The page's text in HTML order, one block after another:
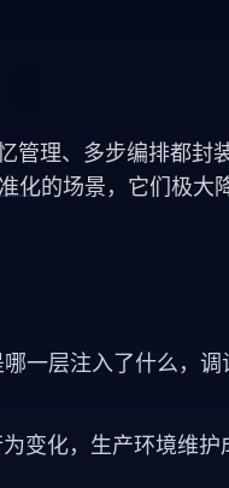
管理、多步编排都封
化的场景，它们极大
一层注入了什么，调
变化，生产环境维护